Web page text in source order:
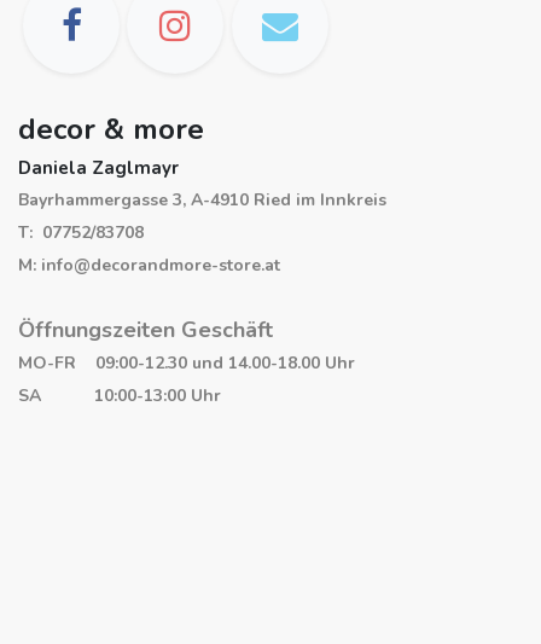
decor & more
Daniela Zaglmayr
Bayrhammergasse 3, A-4910 Ried im Innkreis
T: 07752/83708
M: info@decorandmore-store.at
Öffnungszeiten Geschäft
MO-FR 09:00-12.30 und 14.00-18.00 Uhr
SA 10:00-13:00 Uhr